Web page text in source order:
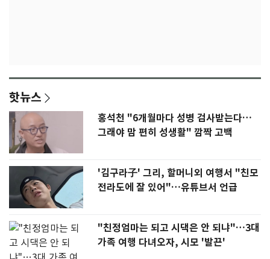
핫뉴스
홍석천 "6개월마다 성병 검사받는다…
그래야 맘 편히 성생활" 깜짝 고백
'김구라子' 그리, 할머니외 여행서 "친모
전라도에 잘 있어"…유튜브서 언급
"친정엄마는 되고 시댁은 안 되냐"…3대
가족 여행 다녀오자, 시모 '발끈'